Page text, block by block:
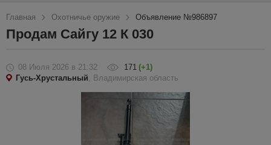
Главная Охотничье оружие Объявление №986897
Продам Сайгу 12 К 030
08 Июля 2026 в 21:32 171 (+1)
Гусь-Хрустальный, Владимирская область